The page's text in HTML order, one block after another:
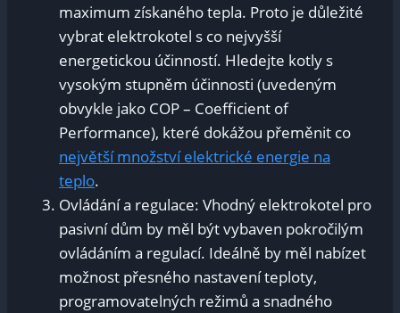
maximum získaného tepla. Proto je důležité
vybrat elektrokotel s co nejvyšší
energetickou účinností. Hledejte kotly s
vysokým stupněm účinnosti (uvedeným
obvykle jako COP – Coefficient of
Performance), které dokážou přeměnit co
největší množství elektrické energie na
teplo.
Ovládání a regulace: Vhodný elektrokotel pro
pasivní dům by měl být vybaven pokročilým
ovládáním a regulací. Ideálně by měl nabízet
možnost přesného nastavení teploty,
programovatelných režimů a snadného